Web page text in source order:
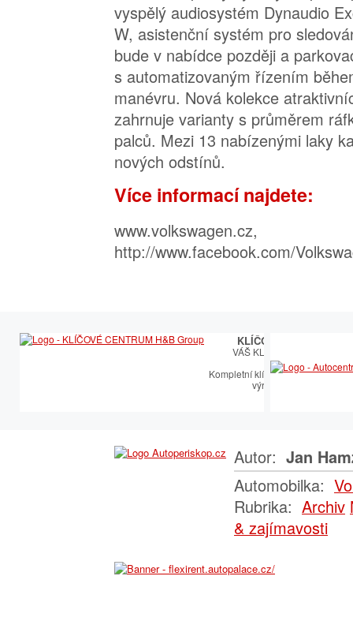
vyspělý audiosystém Dynaudio
W, asistenční systém pro
bude v nabídce později a
s automatizovaným řízením
manévru. Nová kolekce
zahrnuje varianty s průměrem
palců. Mezi 13 nabízenými laky
nových odstínů.
Více informací najdete:
www.volkswagen.cz,
http://www.facebook.com/
KLÍČOVÉ CENTRUM
VÁŠ KLÍČOVÝ PARTNER
Kompletní klíčařský sortiment
výroby autoklíčů
Autor: Jan
Automobilka:
Rubrika: Archiv
& zajímavosti